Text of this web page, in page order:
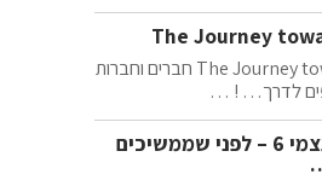
The Journey
The Journey towards Freedom חברים וחברות
לדרך… ! …
ריפוי עצמי 6 – לפני שממשיכים